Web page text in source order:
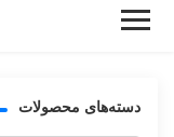
دسته‌های محصولات